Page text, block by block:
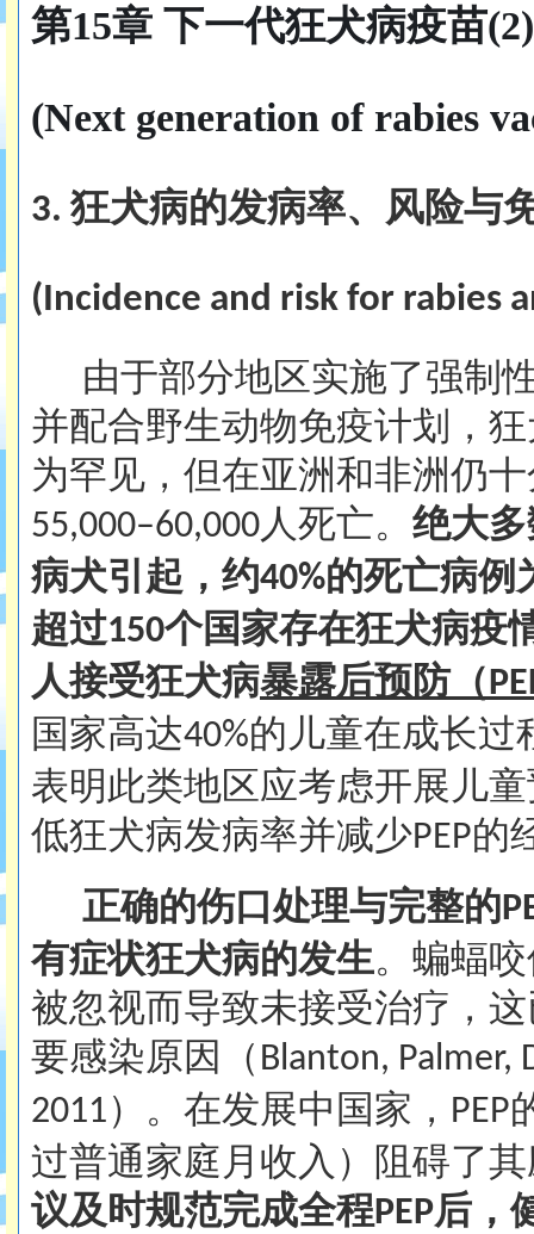
第15章 下一代狂犬病疫苗(2)
(Next generation of rabies
3. 狂犬病的发病率、风险与
( Incidence and risk for rabies
由于部分地区实施了强制
并配合野生动物免疫计划，
为罕见，但在亚洲和非洲仍
55,000–60,000人死亡。 绝大
病犬引起，约40%的死亡病例
超过150个国家存在狂犬病疫
人接受狂犬病暴露后预防（
国家高达40%的儿童在成长过
表明此类地区应考虑开展儿
低狂犬病发病率并减少PEP的
正确的伤口处理与完整的
有症状狂犬病的发生。蝙蝠
被忽视而导致未接受治疗，
要感染原因（ Blanton, Palmer,
2011）。在发展中国家， PEP
过普通家庭月收入）阻碍了
议及时规范完成全程PEP后，